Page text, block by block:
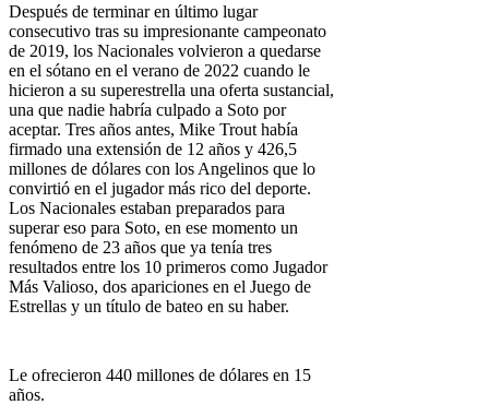
Después de terminar en último lugar
consecutivo tras su impresionante campeonato
de 2019, los Nacionales volvieron a quedarse
en el sótano en el verano de 2022 cuando le
hicieron a su superestrella una oferta sustancial,
una que nadie habría culpado a Soto por
aceptar. Tres años antes, Mike Trout había
firmado una extensión de 12 años y 426,5
millones de dólares con los Angelinos que lo
convirtió en el jugador más rico del deporte.
Los Nacionales estaban preparados para
superar eso para Soto, en ese momento un
fenómeno de 23 años que ya tenía tres
resultados entre los 10 primeros como Jugador
Más Valioso, dos apariciones en el Juego de
Estrellas y un título de bateo en su haber.
Le ofrecieron 440 millones de dólares en 15
años.